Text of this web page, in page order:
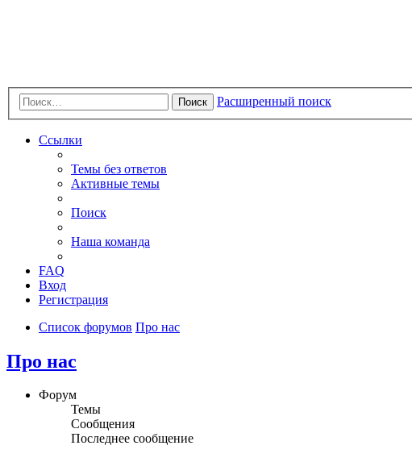
Поиск Расширенный поиск
Ссылки
Темы без ответов
Активные темы
Поиск
Наша команда
FAQ
Вход
Регистрация
Список форумов Про нас
Про нас
Форум
Темы
Сообщения
Последнее сообщение